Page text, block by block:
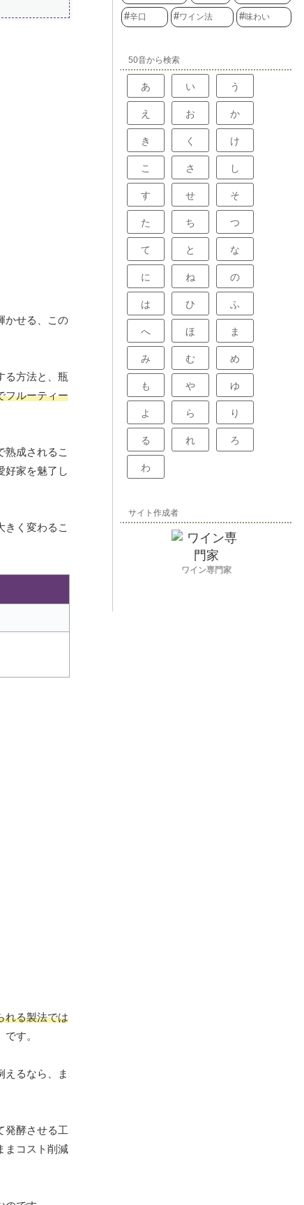
かせる、この
る方法と、瓶
フルーティー
成されるこ
好家を魅了し
く変わるこ
れる製法では
す。
えるなら、ま
発酵させる工
まコスト削減
辛口 ワイン法 味わい
50音から検索
あ い う
え お か
き く け
こ さ し
す せ そ
た ち つ
て と な
に ね の
は ひ ふ
へ ほ ま
み む め
も や ゆ
よ ら り
る れ ろ
わ
サイト作成者
ワイン専門家